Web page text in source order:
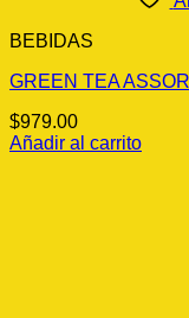
BEBIDAS
GREEN TEA
$979.00
Añadir al carrito